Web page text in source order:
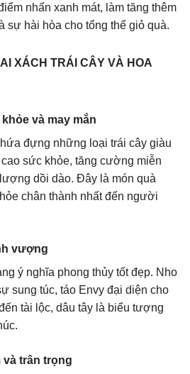
nhấn xanh mát, làm tăng thêm
sự hài hòa cho tổng thể giỏ quà.
XÁCH TRÁI CÂY VÀ HOA
và may mắn
đựng những loại trái cây giàu
sức khỏe, tăng cường miễn
dồi dào. Đây là món quà
chân thành nhất đến người
vượng
ý nghĩa phong thủy tốt đẹp. Nho
sung túc, táo Envy đại diện cho
tài lộc, dâu tây là biểu tượng
và trân trọng